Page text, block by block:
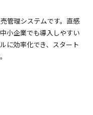
管理システムです。直感
小企業でも導入しやすい
に効率化でき、スタート